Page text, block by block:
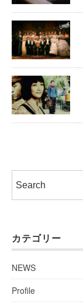
カテゴリー
NEWS
Profile